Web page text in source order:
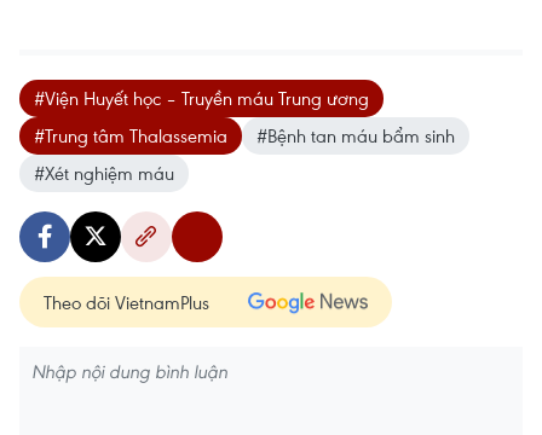
#Viện Huyết học – Truyền máu Trung ương
#Trung tâm Thalassemia
#Bệnh tan máu bẩm sinh
#Xét nghiệm máu
Theo dõi VietnamPlus